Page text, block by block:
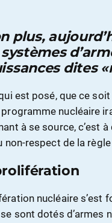
plus,
dites
est posé, que ce
nucléaire
à se source, c’est
non-respect de la
nucléaire s’est
sont dotés d’armes